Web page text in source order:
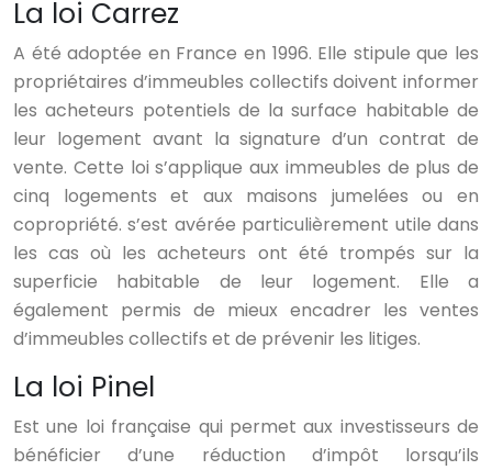
La loi Carrez
A été adoptée en France en 1996. Elle stipule que les
propriétaires d’immeubles collectifs doivent informer
les acheteurs potentiels de la surface habitable de
leur logement avant la signature d’un contrat de
vente. Cette loi s’applique aux immeubles de plus de
cinq logements et aux maisons jumelées ou en
copropriété. s’est avérée particulièrement utile dans
les cas où les acheteurs ont été trompés sur la
superficie habitable de leur logement. Elle a
également permis de mieux encadrer les ventes
d’immeubles collectifs et de prévenir les litiges.
La loi Pinel
Est une loi française qui permet aux investisseurs de
bénéficier d’une réduction d’impôt lorsqu’ils